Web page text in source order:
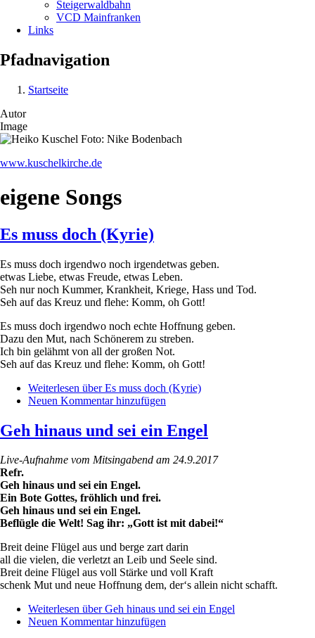
Steigerwaldbahn
VCD Mainfranken
Links
Pfadnavigation
Startseite
Autor
Image
www.kuschelkirche.de
eigene Songs
Es muss doch (Kyrie)
Es muss doch irgendwo noch irgendetwas geben.
etwas Liebe, etwas Freude, etwas Leben.
Seh nur noch Kummer, Krankheit, Kriege, Hass und Tod.
Seh auf das Kreuz und flehe: Komm, oh Gott!
Es muss doch irgendwo noch echte Hoffnung geben.
Dazu den Mut, nach Schönerem zu streben.
Ich bin gelähmt von all der großen Not.
Seh auf das Kreuz und flehe: Komm, oh Gott!
Weiterlesen über Es muss doch (Kyrie)
Neuen Kommentar hinzufügen
Geh hinaus und sei ein Engel
Live-Aufnahme vom Mitsingabend am 24.9.2017
Refr.
Geh hinaus und sei ein Engel.
Ein Bote Gottes, fröhlich und frei.
Geh hinaus und sei ein Engel.
Beflügle die Welt! Sag ihr: „Gott ist mit dabei!“
Breit deine Flügel aus und berge zart darin
all die vielen, die verletzt an Leib und Seele sind.
Breit deine Flügel aus voll Stärke und voll Kraft
schenk Mut und neue Hoffnung dem, der‘s allein nicht schafft.
Weiterlesen über Geh hinaus und sei ein Engel
Neuen Kommentar hinzufügen